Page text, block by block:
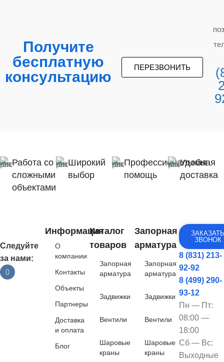
Получите
бесплатную
консультацию
ПЕРЕЗВОНИТЬ
Работа со
сложными
объектами
Широкий
выбор
Профессиональная
помощь
Удобная
доставка
Следуйте
за нами:
Информация
О
компании
Контакты
Объекты
Партнеры
Доставка
и оплата
Блог
Каталог
товаров
Запорная
арматура
Задвижки
Вентили
Шаровые
краны
Запорная
арматура
Запорная
арматура
Задвижки
Вентили
Шаровые
краны
ЗВОНОК
8 (831) 213-
92-92
8 (499) 290-
93-12
Пн — Пт:
08:00 —
18:00
Сб — Вс:
Выходные